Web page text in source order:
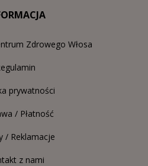
Zdrowego Włosa
prywatności
/ Płatność
/ Reklamacje
z nami